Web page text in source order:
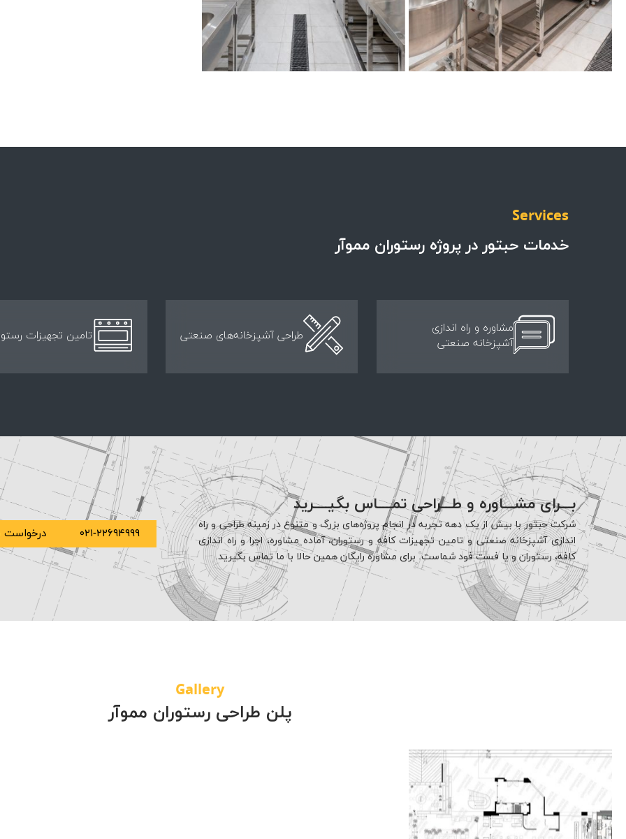
Services
خدمات حبتور در پروژه رستوران مموآر
مشاوره و راه اندازی
آشپزخانه صنعتی
طراحی آشپزخانه‌های صنعتی تامین تجهیزات
بـــرای مشـــاوره و طـــراحی تمــــاس بگیــــرید
شرکت حبتور با بیش از یک دهه تجربه در انجام پروژه‌های بزرگ و متنوع در زمینه طراحی و راه
اندازی آشپزخانه صنعتی و تامین تجهیزات کافه و رستوران، آماده مشاوره، اجرا و راه اندازی
کافه، رستوران و یا فست فود شماست. برای مشاوره رایگان همین حالا با ما تماس بگیرید.
۰۲۱-۲۲۶۹۴۹۹۹ درخواست
Gallery
پلن طراحی رستوران مموآرپلن طراحی رستوران مموآر